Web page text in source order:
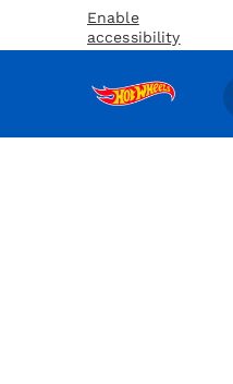
Enable
accessibility